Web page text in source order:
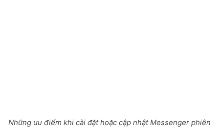
Những ưu điểm khi cài đặt hoặc cập nhật Messenger phiên